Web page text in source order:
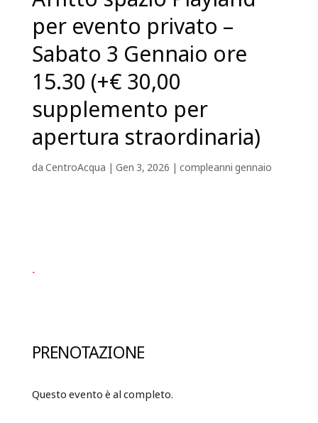
per evento privato –
Sabato 3 Gennaio ore
15.30 (+€ 30,00
supplemento per
apertura straordinaria)
daCentroAcqua | Gen 3, 2026 | compleanni gennaio
.
PRENOTAZIONE
Questo evento è al completo.